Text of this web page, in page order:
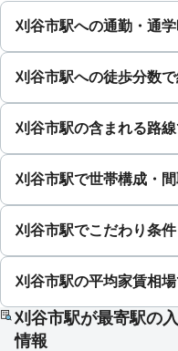
刈谷市駅への通勤・通
刈谷市駅への徒歩分数
刈谷市駅の含まれる路
刈谷市駅で世帯構成・
刈谷市駅でこだわり条
刈谷市駅の平均家賃相
刈谷市駅が最寄駅の
情報